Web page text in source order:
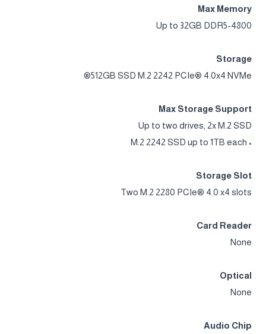
Max Memory
Up to 32GB DDR5-4800
Storage
512GB SSD M.2 2242 PCIe® 4.0x4 NVMe®
Max Storage Support
Up to two drives, 2x M.2 SSD
• M.2 2242 SSD up to 1TB each
Storage Slot
Two M.2 2280 PCIe® 4.0 x4 slots
Card Reader
None
Optical
None
Audio Chip